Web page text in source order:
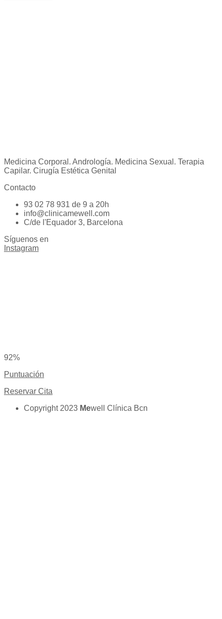
Medicina Corporal. Andrología. Medicina Sexual. Terapia
Capilar. Cirugía Estética Genital
Contacto
93 02 78 931 de 9 a 20h
info@clinicamewell.com
C/de l'Equador 3, Barcelona
Síguenos en
Instagram
92%
Puntuación
Reservar Cita
Copyright 2023 Mewell Clínica Bcn